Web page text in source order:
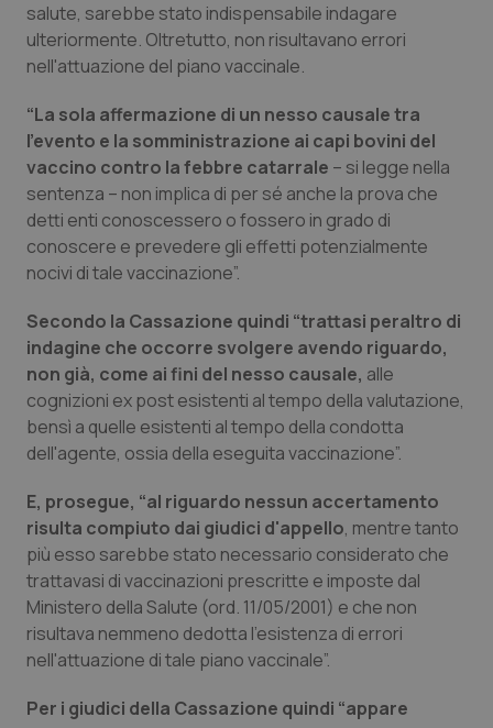
Quotidiano Chirurgia
Quotidiano Pediatria
Rene & patologie urogenitali
Salute orale & impianti
Sangue & coagulazione
Tiroide
Tumore al seno
Tumore ovarico
Tumori del Polmone & Testa Collo
Tumori gastrointestinali
Ulcera & Reflusso
Vaccini
salute, sarebbe stato indispensabile indagare
ulteriormente. Oltretutto, non risultavano errori
nell'attuazione del piano vaccinale.
“La sola affermazione di un nesso causale tra
l'evento e la somministrazione ai capi bovini del
vaccino contro la febbre catarrale – si legge nella
sentenza – non implica di per sé anche la prova che
detti enti conoscessero o fossero in grado di
conoscere e prevedere gli effetti potenzialmente
nocivi di tale vaccinazione”.
Secondo la Cassazione quindi “trattasi peraltro di
indagine che occorre svolgere avendo riguardo,
non già, come ai fini del nesso causale, alle
cognizioni ex post esistenti al tempo della valutazione,
bensì a quelle esistenti al tempo della condotta
dell'agente, ossia della eseguita vaccinazione”.
E, prosegue, “al riguardo nessun accertamento
risulta compiuto dai giudici d'appello, mentre tanto
più esso sarebbe stato necessario considerato che
trattavasi di vaccinazioni prescritte e imposte dal
Ministero della Salute (ord. 11/05/2001) e che non
risultava nemmeno dedotta l'esistenza di errori
nell'attuazione di tale piano vaccinale”.
Per i giudici della Cassazione quindi “appare